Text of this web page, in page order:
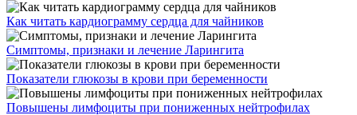
Как читать кардиограмму сердца для чайников
Симптомы, признаки и лечение Ларингита
Показатели глюкозы в крови при беременности
Повышены лимфоциты при пониженных нейтрофилах